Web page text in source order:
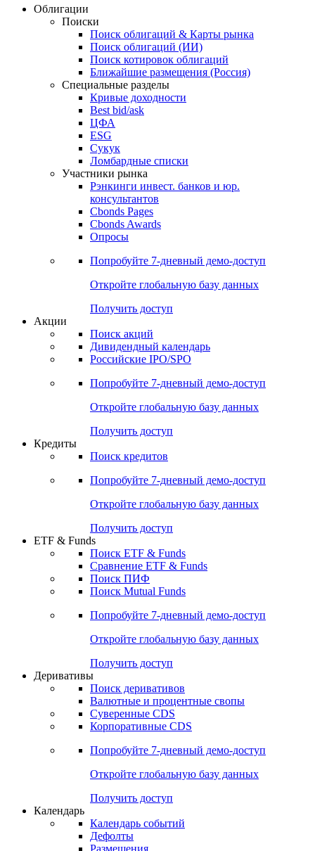
Облигации
Поиски
Поиск облигаций & Карты рынка
Поиск облигаций (ИИ)
Поиск котировок облигаций
Ближайшие размещения (Россия)
Специальные разделы
Кривые доходности
Best bid/ask
ЦФА
ESG
Сукук
Ломбардные списки
Участники рынка
Рэнкинги инвест. банков и юр.
консультантов
Cbonds Pages
Cbonds Awards
Опросы
Попробуйте 7-дневный демо-доступ
Откройте глобальную базу данных
Получить доступ
Акции
Поиск акций
Дивидендный календарь
Российские IPO/SPO
Попробуйте 7-дневный демо-доступ
Откройте глобальную базу данных
Получить доступ
Кредиты
Поиск кредитов
Попробуйте 7-дневный демо-доступ
Откройте глобальную базу данных
Получить доступ
ETF & Funds
Поиск ETF & Funds
Сравнение ETF & Funds
Поиск ПИФ
Поиск Mutual Funds
Попробуйте 7-дневный демо-доступ
Откройте глобальную базу данных
Получить доступ
Деривативы
Поиск деривативов
Валютные и процентные свопы
Суверенные CDS
Корпоративные CDS
Попробуйте 7-дневный демо-доступ
Откройте глобальную базу данных
Получить доступ
Календарь
Календарь событий
Дефолты
Размещения